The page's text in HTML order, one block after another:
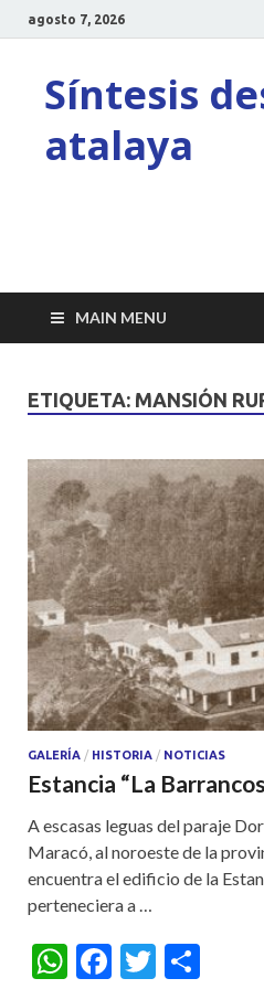
agosto 7, 2026
Síntesis
atalaya
MAIN MENU
ETIQUETA: MANSIÓN
GALERÍA / HISTORIA / NOTICIAS
Estancia “La
A escasas leguas del paraje
Maracó, al noroeste de la
encuentra el edificio de la
perteneciera a …
W F
T